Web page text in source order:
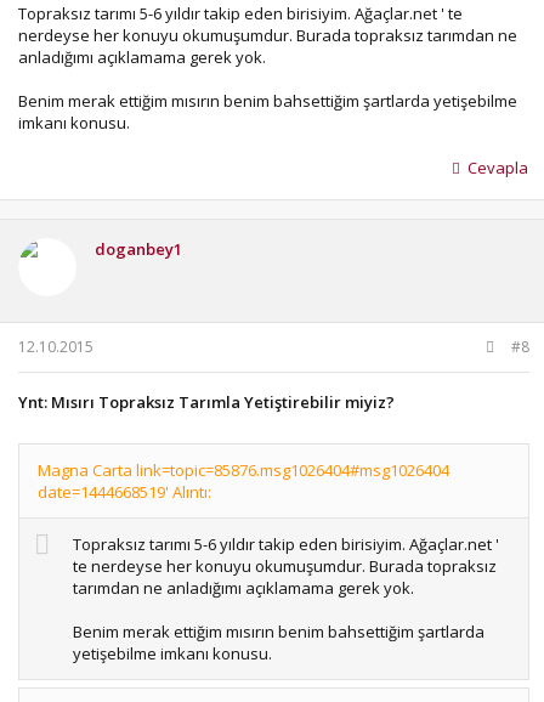
Topraksız tarımı 5-6 yıldır takip eden birisiyim. Ağaçlar.net ' te
nerdeyse her konuyu okumuşumdur. Burada topraksız tarımdan ne
anladığımı açıklamama gerek yok.
Benim merak ettiğim mısırın benim bahsettiğim şartlarda yetişebilme
imkanı konusu.
Cevapla
doganbey1
12.10.2015 #8
Ynt: Mısırı Topraksız Tarımla Yetiştirebilir miyiz?
Magna Carta link=topic=85876.msg1026404#msg1026404
date=1444668519' Alıntı:
Topraksız tarımı 5-6 yıldır takip eden birisiyim. Ağaçlar.net '
te nerdeyse her konuyu okumuşumdur. Burada topraksız
tarımdan ne anladığımı açıklamama gerek yok.
Benim merak ettiğim mısırın benim bahsettiğim şartlarda
yetişebilme imkanı konusu.